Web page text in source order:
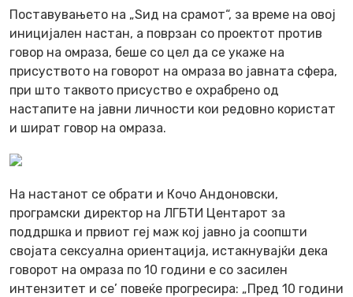
Поставувањето на „Ѕид на срамот“, за време на овој
иницијален настан, а поврзан со проектот против
говор на омраза, беше со цел да се укаже на
присуството на говорот на омраза во јавната сфера,
при што таквото присуство е охрабрено од
настапите на јавни личности кои редовно користат
и шират говор на омраза.
На настанот се обрати и Кочо Андоновски,
програмски директор на ЛГБТИ Центарот за
поддршка и првиот геј маж кој јавно ја соопшти
својата сексуална ориентација, истакнувајќи дека
говорот на омраза по 10 години е со засилен
интензитет и се’ повеќе прогресира: „Пред 10 години